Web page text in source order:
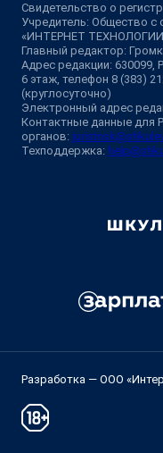
Свидетельство о
Учредитель: Общество с
«ИНТЕРНЕТ
Главный редактор:
Адрес редакции: 630099,
6 этаж, телефон 8 (383)
(круглосуточно)
Электронный адрес
Контактные данные для
органов:
Техподдержка:
Разработка — ООО